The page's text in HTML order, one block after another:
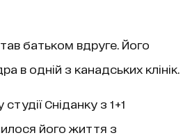
батьком вдруге. Його
одній з канадських клінік.
Сніданку з 1+1
його життя з